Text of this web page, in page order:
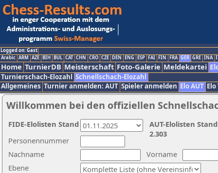
Logged on: Gast
Arabic ARM AZE BIH BUL CAT CHN CRO CZE DEN ENG ESP FAI FIN FRA GER GRE INA
Home TurnierDB Meisterschaft Foto-Galerie Meldekartei
Turnierschach-Elozahl Schnellschach-Elozahl
Allgemeines Turnier anmelden: AUT Spieler anmelden Elo AUT
Willkommen bei den offiziellen
Nachname
Vorname
Ebene
Personennummer
AUT-Elolisten
2.303
FIDE-Elolisten Stand